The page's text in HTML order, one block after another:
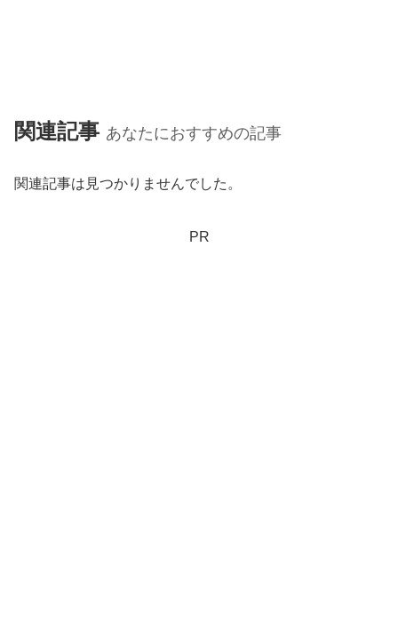
関連記事 あなたにおすすめの記事
関連記事は見つかりませんでした。
PR